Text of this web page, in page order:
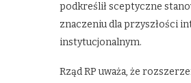
podkreślił sceptyczne
znaczeniu dla przyszłości
instytucjonalnym.
Rząd RP uważa, że